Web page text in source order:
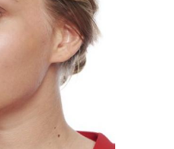
Сделать макияж
прическу